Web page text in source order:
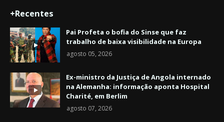
+Recentes
Pai Profeta o bofia do Sinse que faz
trabalho de baixa visibilidade na Europa
agosto 05, 2026
Ex-ministro da Justiça de Angola internado
na Alemanha: informação aponta Hospital
Charité, em Berlim
agosto 07, 2026